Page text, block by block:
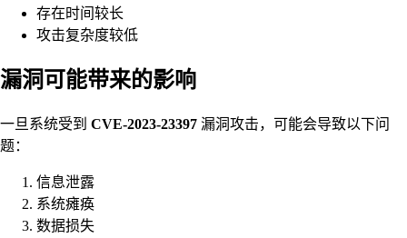
存在时间较长
攻击复杂度较低
漏洞可能带来的影响
一旦系统受到 CVE-2023-23397 漏洞攻击，可能会导致以下问
题：
信息泄露
系统瘫痪
数据损失